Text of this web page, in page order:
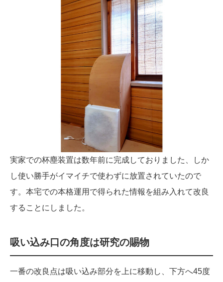
実家での杯塵装置は数年前に完成しておりました、しか
し使い勝手がイマイチで使わずに放置されていたので
す。本宅での本格運用で得られた情報を組み入れて改良
することにしました。
吸い込み口の角度は研究の賜物
一番の改良点は吸い込み部分を上に移動し、下方へ45度